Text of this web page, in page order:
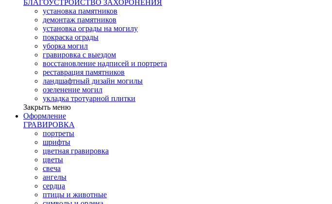
БЛАГОУСТРОЙСТВО ЗАХОРОНЕНИЯ
установка памятников
демонтаж памятников
установка ограды на могилу
покраска ограды
уборка могил
гравировка с выездом
восстановление надписей и портрета
реставрация памятников
ландшафтный дизайн могилы
озеленение могил
укладка тротуарной плитки
Закрыть меню
Оформление
ГРАВИРОВКА
портреты
шрифты
цветная гравировка
цветы
свеча
ангелы
сердца
птицы и животные